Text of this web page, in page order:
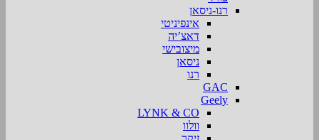
רנו-ניסאן
אינפיניטי
דאצ’יה
מיצובישי
ניסאן
רנו
GAC
Geely
LYNK & CO
וולוו